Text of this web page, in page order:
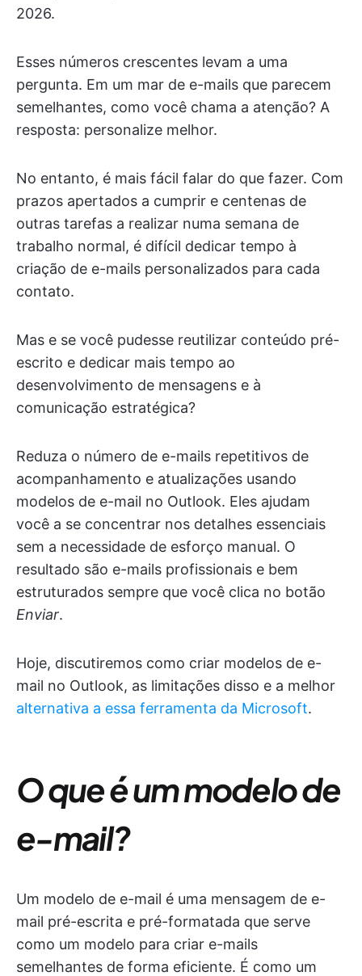
2026.
Esses números crescentes levam a uma
pergunta. Em um mar de e-mails que parecem
semelhantes, como você chama a atenção? A
resposta: personalize melhor.
No entanto, é mais fácil falar do que fazer. Com
prazos apertados a cumprir e centenas de
outras tarefas a realizar numa semana de
trabalho normal, é difícil dedicar tempo à
criação de e-mails personalizados para cada
contato.
Mas e se você pudesse reutilizar conteúdo pré-
escrito e dedicar mais tempo ao
desenvolvimento de mensagens e à
comunicação estratégica?
Reduza o número de e-mails repetitivos de
acompanhamento e atualizações usando
modelos de e-mail no Outlook. Eles ajudam
você a se concentrar nos detalhes essenciais
sem a necessidade de esforço manual. O
resultado são e-mails profissionais e bem
estruturados sempre que você clica no botão
Enviar.
Hoje, discutiremos como criar modelos de e-
mail no Outlook, as limitações disso e a melhor
alternativa a essa ferramenta da Microsoft.
O que é um modelo de
e-mail?
Um modelo de e-mail é uma mensagem de e-
mail pré-escrita e pré-formatada que serve
como um modelo para criar e-mails
semelhantes de forma eficiente. É como um